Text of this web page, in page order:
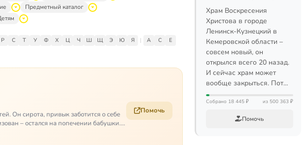
Предметный каталог
Р С Т У Ф Х Ц Ч Ш Щ Э Ю Я | A C
E
Он сирота, привык заботится о себе
– остался на попечении бабушки.
Помочь
Храм Воскресения
Христова в городе
Ленинск-Кузнецкий в
Кемеровской области –
совсем новый, он
открылся всего 20 назад.
И сейчас храм может
вообще закрыться. Пот…
Собрано 18 445 ₽ из 500 363 ₽
Помочь